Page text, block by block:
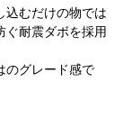
込むだけの物では
ぐ耐震ダボを採用
のグレード感で